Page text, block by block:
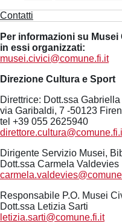
Contatti
Per informazioni su
in essi organizzati:
musei.civici@comune.fi.it
Direzione Cultura e Sport
Direttrice: Dott.ssa
via Garibaldi, 7 -50123
tel +39 055 2625940
Dirigente Servizio Musei,
Dott.ssa Carmela Valdevies
Responsabile P.O. Musei
Dott.ssa Letizia Sarti
letizia.sarti@comune.fi.it